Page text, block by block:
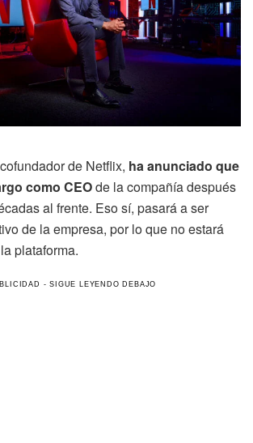
de Netflix, ha anunciado que
como CEOde la compañía después
al frente. Eso sí, pasará a ser
de la empresa, por lo que no estará
plataforma.